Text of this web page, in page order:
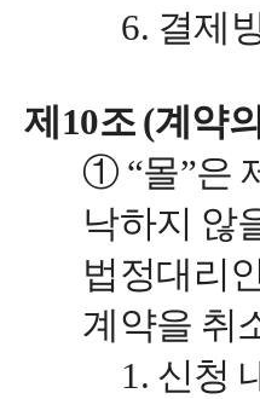
6. 결제방
제10조 (계약
① “몰”은
낙하지 않
법정대리
계약을 취
1. 신청 내